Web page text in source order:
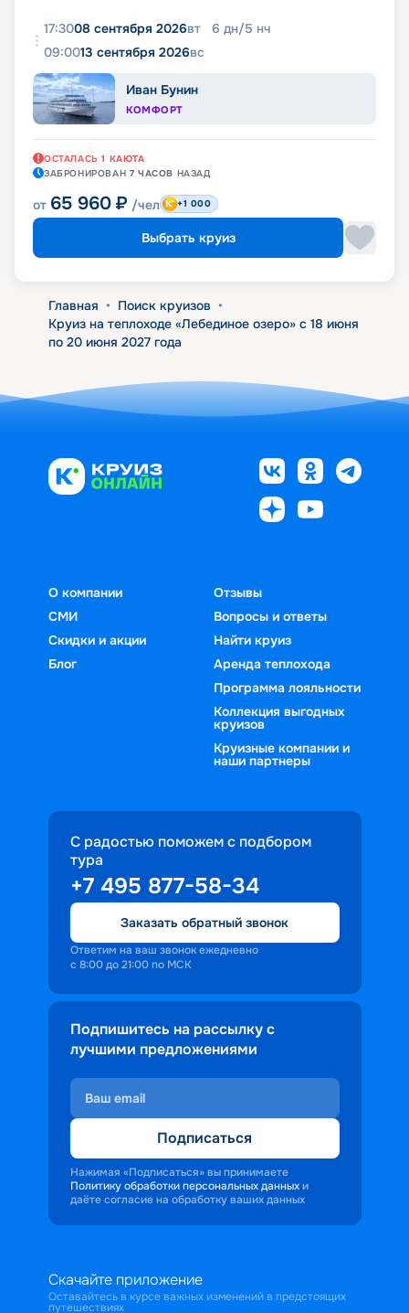
17:3008 сентября 2026вт 6 дн/5 нч
09:0013 сентября 2026вс
Иван Бунин
КОМФОРТ
ОСТАЛАСЬ 1 КАЮТА
ЗАБРОНИРОВАН 7 ЧАСОВ НАЗАД
от 65 960 ₽ /чел +1 000
Выбрать круиз
Главная • Поиск круизов •
Круиз на теплоходе «Лебединое озеро» с 18 июня
по 20 июня 2027 года
О компании
СМИ
Скидки и акции
Блог
Отзывы
Вопросы и ответы
Найти круиз
Аренда теплохода
Программа лояльности
Коллекция выгодных
круизов
Круизные компании и
наши партнеры
С радостью поможем с подбором
тура
+7 495 877-58-34
Заказать обратный звонок
Ответим на ваш звонок ежедневно
с 8:00 до 21:00 по МСК
Подпишитесь на рассылку с
лучшими предложениями
Подписаться
Нажимая «Подписаться» вы принимаете
Политику обработки персональных данных и
даёте согласие на обработку ваших данных
Скачайте приложение
Оставайтесь в курсе важных изменений в предстоящих
путешествиях